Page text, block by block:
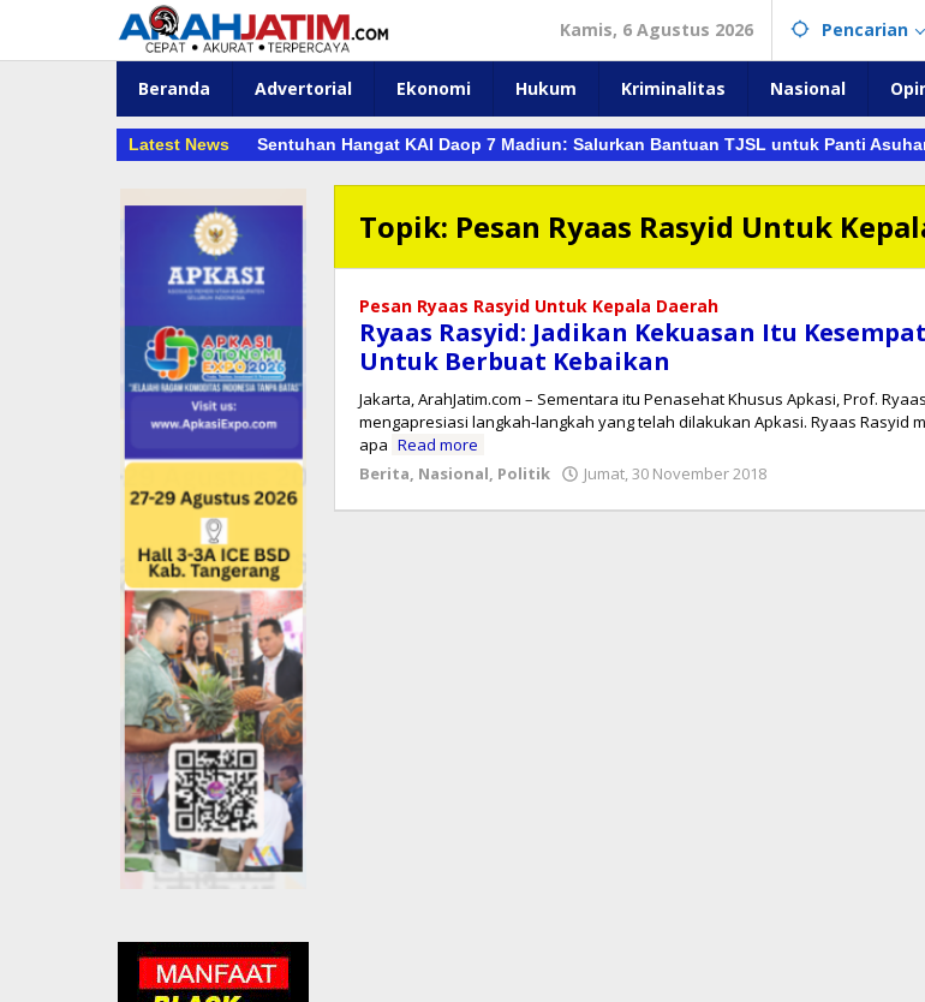
konten
Kamis, 6 Agustus 2026 Pencarian
Beranda Advertorial Ekonomi Hukum Kriminalitas Nasional
Latest News Sentuhan Hangat KAI Daop 7 Madiun: Salurkan Bantuan TJSL untuk Panti
Topik: Pesan Ryaas Rasyid Untuk
Pesan Ryaas Rasyid Untuk Kepala Daerah
Ryaas Rasyid: Jadikan Kekuasan Itu
Untuk Berbuat Kebaikan
Jakarta, ArahJatim.com – Sementara itu Penasehat Khusus Apkasi, Prof.
mengapresiasi langkah-langkah yang telah dilakukan Apkasi. Ryaas Rasyid
apa Read more
Berita, Nasional, Politik Jumat, 30 November 2018